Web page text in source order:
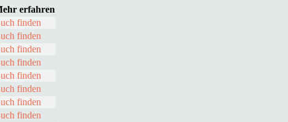
erfahren
finden
finden
finden
finden
finden
finden
finden
finden